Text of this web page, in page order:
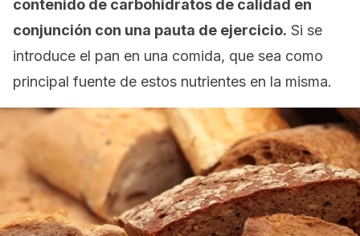
contenido de carbohidratos de calidad en
conjunción con una pauta de ejercicio. Si se
introduce el pan en una comida, que sea como
principal fuente de estos nutrientes en la misma.